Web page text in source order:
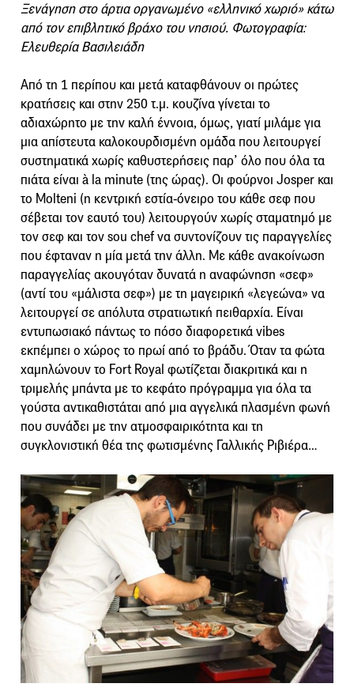
Ξενάγηση στο άρτια οργανωμένο «ελληνικό χωριό» κάτω
από τον επιβλητικό βράχο του νησιού. Φωτογραφία:
Ελευθερία Βασιλειάδη
Από τη 1 περίπου και μετά καταφθάνουν οι πρώτες
κρατήσεις και στην 250 τ.μ. κουζίνα γίνεται το
αδιαχώρητο με την καλή έννοια, όμως, γιατί μιλάμε για
μια απίστευτα καλοκουρδισμένη ομάδα που λειτουργεί
συστηματικά χωρίς καθυστερήσεις παρ’ όλο που όλα τα
πιάτα είναι à la minute (της ώρας). Οι φούρνοι Josper και
το Molteni (η κεντρική εστία-όνειρο του κάθε σεφ που
σέβεται τον εαυτό του) λειτουργούν χωρίς σταματημό με
τον σεφ και τον sou chef να συντονίζουν τις παραγγελίες
που έφταναν η μία μετά την άλλη. Με κάθε ανακοίνωση
παραγγελίας ακουγόταν δυνατά η αναφώνηση «σεφ»
(αντί του «μάλιστα σεφ») με τη μαγειρική «λεγεώνα» να
λειτουργεί σε απόλυτα στρατιωτική πειθαρχία. Είναι
εντυπωσιακό πάντως το πόσο διαφορετικά vibes
εκπέμπει ο χώρος το πρωί από το βράδυ. Όταν τα φώτα
χαμηλώνουν το Fort Royal φωτίζεται διακριτικά και η
τριμελής μπάντα με το κεφάτο πρόγραμμα για όλα τα
γούστα αντικαθιστάται από μια αγγελικά πλασμένη φωνή
που συνάδει με την ατμοσφαιρικότητα και τη
συγκλονιστική θέα της φωτισμένης Γαλλικής Ριβιέρα…